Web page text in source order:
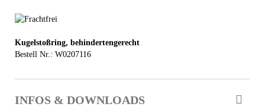
Kugelstoßring, behindertengerecht
Bestell Nr.: W0207116
INFOS & DOWNLOADS